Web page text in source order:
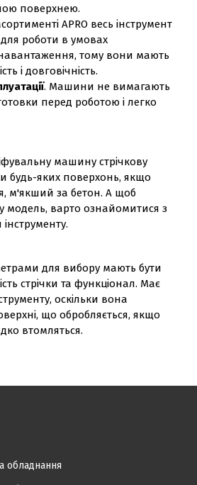
поверхнею.
APRO весь інструмент
роботи в умовах
тому вони мають
і довговічність.
. Машини не вимагають
перед роботою і легко
машину стрічкову
будь-яких поверхонь, якщо
м'якший за бетон. А щоб
модель, варто ознайомитися з
для вибору мають бути
стрічки та функціонал. Має
оскільки вона
що обробляється, якщо
втомляться.
обладнання